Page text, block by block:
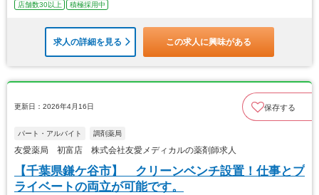
店舗数30以上
積極採用中
求人の詳細を見る この求人に興味がある
更新日：2026年4月16日 保存する
パート・アルバイト 調剤薬局
友愛薬局 初富店 株式会社友愛メディカルの薬剤師求人
【千葉県鎌ケ谷市】 クリーンベンチ設置！仕事とプ
ライベートの両立が可能です。